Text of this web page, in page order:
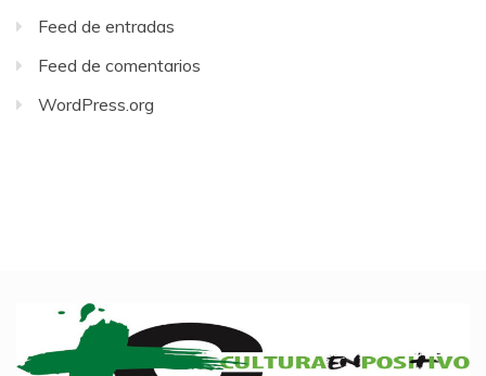
Feed de entradas
Feed de comentarios
WordPress.org